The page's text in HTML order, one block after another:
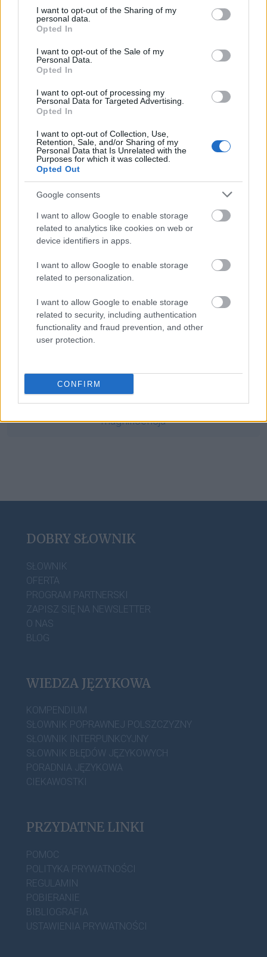
not limited to your visit or usage behaviour. You may click to
grant or deny consent to Google and its third-party tags to
use your data for below specified purposes in below Google
consent section.
I want to opt-out of the Sharing of my
personal data.
Opted In
I want to opt-out of the Sale of my
Personal Data.
Opted In
I want to opt-out of processing my
Personal Data for Targeted Advertising.
Opted In
I want to opt-out of Collection, Use,
Retention, Sale, and/or Sharing of my
Personal Data that Is Unrelated with the
Purposes for which it was collected.
Opted Out
Google consents
I want to allow Google to enable storage
related to analytics like cookies on web or
device identifiers in apps.
I want to allow Google to enable storage
related to personalization.
I want to allow Google to enable storage
related to security, including authentication
functionality and fraud prevention, and other
user protection.
CONFIRM
arcypolski— Zbyt arcypolskie?
— A konfacela?
samoczwart
San Marino
ludzik
mgła
magnificencja
DOBRY SŁOWNIK
SŁOWNIK
OFERTA
PROGRAM PARTNERSKI
ZAPISZ SIĘ NA NEWSLETTER
O NAS
BLOG
WIEDZA JĘZYKOWA
KOMPENDIUM
SŁOWNIK POPRAWNEJ POLSZCZYZNY
SŁOWNIK INTERPUNKCYJNY
SŁOWNIK BŁĘDÓW JĘZYKOWYCH
PORADNIA JĘZYKOWA
CIEKAWOSTKI
PRZYDATNE LINKI
POMOC
POLITYKA PRYWATNOŚCI
REGULAMIN
POBIERANIE
BIBLIOGRAFIA
USTAWIENIA PRYWATNOŚCI